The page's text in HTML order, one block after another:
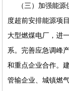
（三）加强能
度超前安排能源项
大型燃煤电厂，进
系。完善应急调峰
和重点企业合作。
管输企业、城镇燃